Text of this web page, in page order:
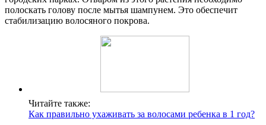
полоскать голову после мытья шампунем. Это обеспечит
стабилизацию волосяного покрова.
Читайте также:
Как правильно ухаживать за волосами ребенка в 1 год?